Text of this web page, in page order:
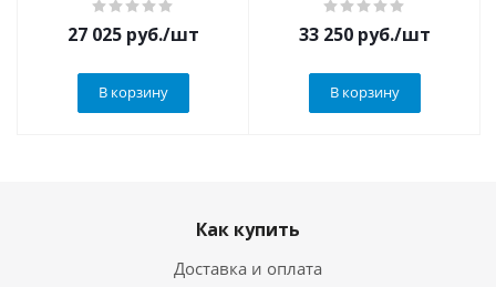
27 025 руб./шт
В корзину
33 250 руб./шт
В корзину
Как купить
Доставка и оплата